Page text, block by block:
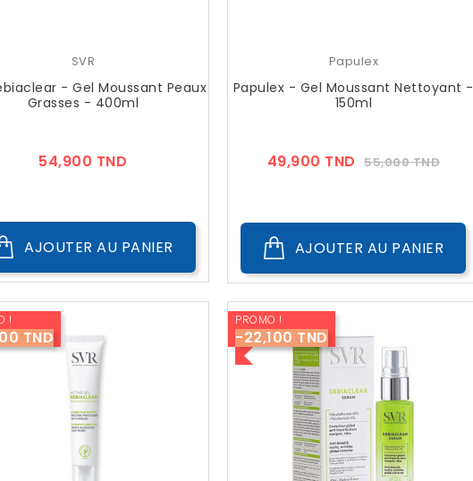
SVR
- Gel Moussant Peaux
Grasses - 400ml
54,900 TND
AJOUTER AU PANIER
Papulex
Papulex - Gel Moussant Nettoyant -
150ml
49,900 TND Prix
55,000 TNDPrix
AJOUTER AU PANIER
!
TND
PROMO !
-22,100 TND